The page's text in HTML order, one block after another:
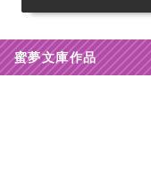
蜜夢文庫作品